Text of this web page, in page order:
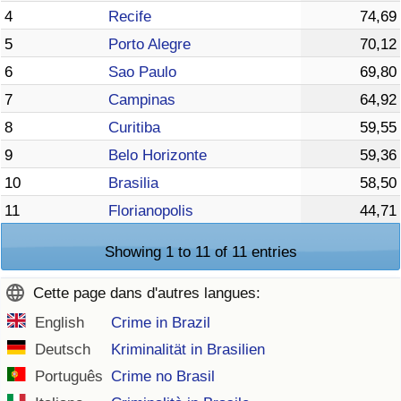
4 Recife
74,69
5
Porto Alegre
70,12
6
Sao Paulo
69,80
7
Campinas
64,92
8
Curitiba
59,55
9
Belo Horizonte
59,36
10
Brasilia
58,50
11
Florianopolis 44,71
Showing 1 to 11 of 11 entries
Cette page dans d'autres langues:
English
Crime in Brazil
Deutsch
Kriminalität in Brasilien
Português Crime no Brasil